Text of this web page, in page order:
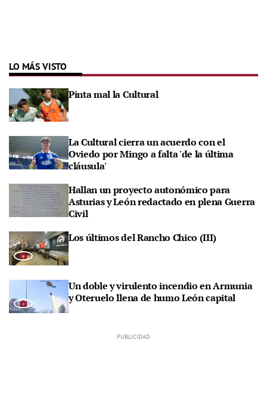
LO MÁS VISTO
Pinta mal la Cultural
La Cultural cierra un acuerdo con el
Oviedo por Mingo a falta 'de la última
cláusula'
Hallan un proyecto autonómico para
Asturias y León redactado en plena Guerra
Civil
Los últimos del Rancho Chico (III)
Un doble y virulento incendio en Armunia
y Oteruelo llena de humo León capital